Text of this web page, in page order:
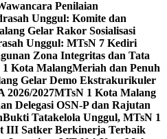
Penilaian
Unggul: Komite dan
Gelar Rakor Sosialisasi
Unggul: MTsN 7 Kediri
Zona Integritas dan Tata
1 Kota MalangMeriah dan Penuh
Gelar Demo Ekstrakurikuler
2026/2027MTsN 1 Kota Malang
Delegasi OSN-P dan Rajutan
Bukti Tatakelola Unggul, MTsN 1
III Satker Berkinerja Terbaik